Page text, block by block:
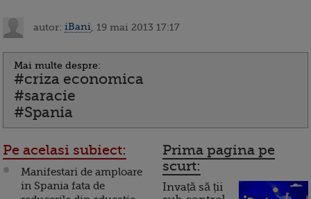
autor: iBani , 19 mai 2013 17:17
Mai multe despre:
#criza economica
#saracie
#Spania
Pe acelasi subiect:
Manifestari de amploare
in Spania fata de
Prima pagina pe
scurt:
Invață să ții